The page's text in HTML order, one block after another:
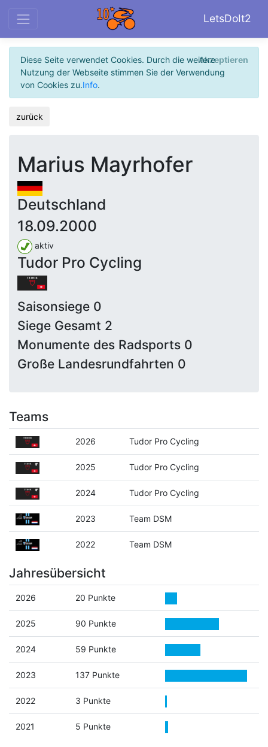
LetsDoIt2
Diese Seite verwendet Cookies. Durch die weitere
Nutzung der Webseite stimmen Sie der Verwendung
von Cookies zu.Info.
Akzeptieren
zurück
Marius Mayrhofer
Deutschland
18.09.2000
aktiv
Tudor Pro Cycling
Saisonsiege 0
Siege Gesamt 2
Monumente des Radsports 0
Große Landesrundfahrten 0
Teams
2026 Tudor Pro Cycling
2025 Tudor Pro Cycling
2024 Tudor Pro Cycling
2023 Team DSM
2022 Team DSM
Jahresübersicht
2026 20 Punkte
2025 90 Punkte
2024 59 Punkte
2023 137 Punkte
2022 3 Punkte
2021 5 Punkte